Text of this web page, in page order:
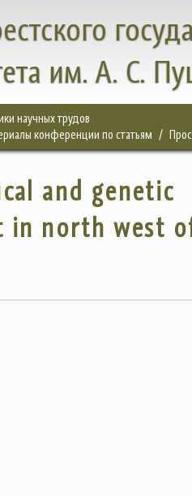
им. А. С.
научных трудов
конференции по статьям
and genetic
in north west